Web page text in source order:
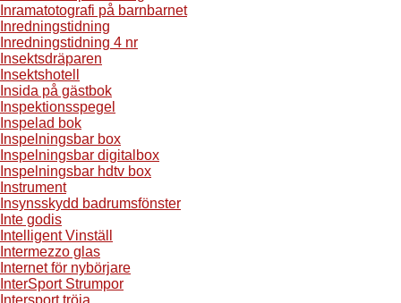
Inramatotografi på barnbarnet
Inredningstidning
Inredningstidning 4 nr
Insektsdräparen
Insektshotell
Insida på gästbok
Inspektionsspegel
Inspelad bok
Inspelningsbar box
Inspelningsbar digitalbox
Inspelningsbar hdtv box
Instrument
Insynsskydd badrumsfönster
Inte godis
Intelligent Vinställ
Intermezzo glas
Internet för nybörjare
InterSport Strumpor
Intersport tröja